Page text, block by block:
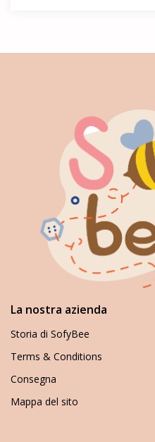
La nostra azienda
Storia di SofyBee
Terms & Conditions
Consegna
Mappa del sito